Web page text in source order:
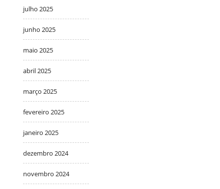
julho 2025
junho 2025
maio 2025
abril 2025
março 2025
fevereiro 2025
janeiro 2025
dezembro 2024
novembro 2024